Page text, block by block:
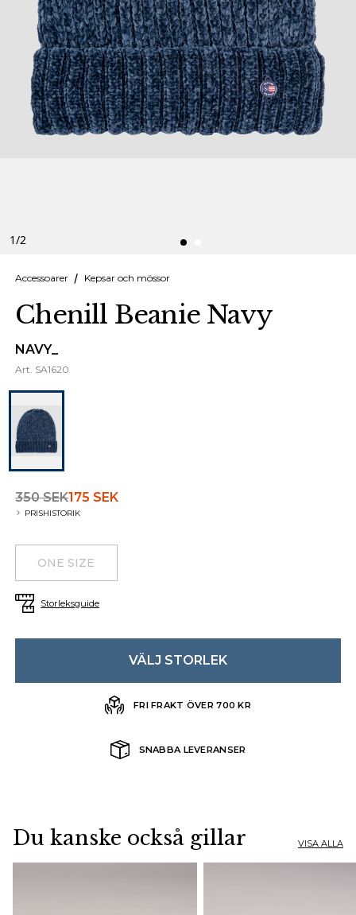
Finska
Danska
1/2
Accessoarer Kepsar och mössor
Chenill Beanie Navy
NAVY_
Art. SA1620
350 SEK175 SEK
PRISHISTORIK
ONE SIZE
Storleksguide
VÄLJ STORLEK
FRI FRAKT ÖVER 700 KR
SNABBA LEVERANSER
Du kanske också gillar VISA ALLA